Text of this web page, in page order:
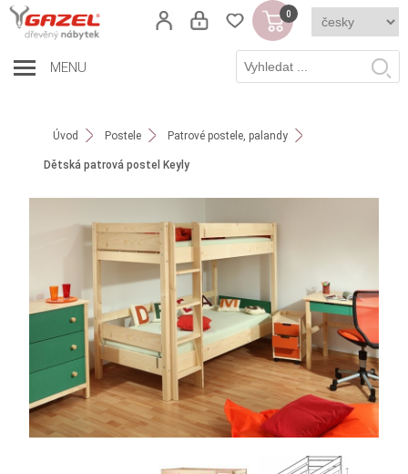
0
MENU
Úvod Postele Patrové postele, palandy
Dětská patrová postel Keyly